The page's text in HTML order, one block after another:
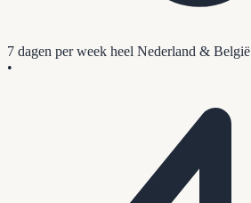
7 dagen per week heel Nederland & België
•